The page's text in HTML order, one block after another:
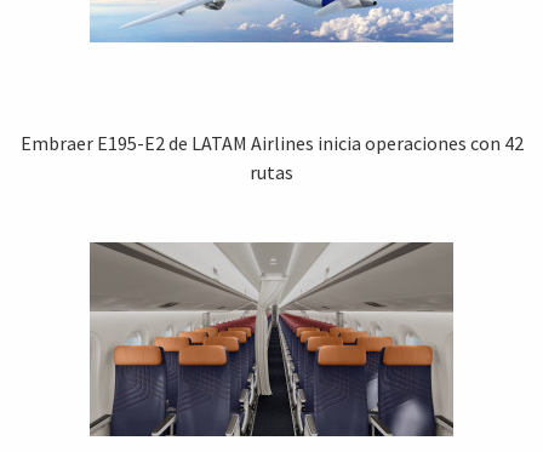
Embraer E195-E2 de LATAM Airlines inicia operaciones con 42
rutas